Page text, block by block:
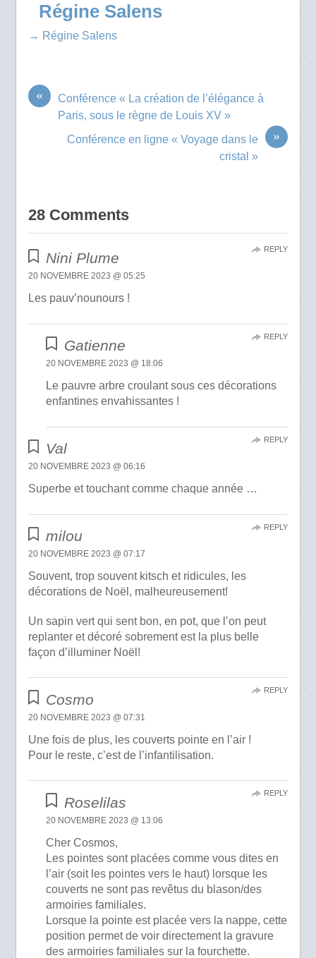
Régine Salens
→ Régine Salens
«
Conférence « La création de l’élégance à
Paris, sous le règne de Louis XV »
»
Conférence en ligne « Voyage dans le
cristal »
28 Comments
Nini Plume
20 NOVEMBRE 2023 @ 05:25
Les pauv’nounours !
REPLY
Gatienne
20 NOVEMBRE 2023 @ 18:06
Le pauvre arbre croulant sous ces décorations
enfantines envahissantes !
REPLY
Val
20 NOVEMBRE 2023 @ 06:16
Superbe et touchant comme chaque année …
REPLY
milou
20 NOVEMBRE 2023 @ 07:17
Souvent, trop souvent kitsch et ridicules, les
décorations de Noël, malheureusement!
Un sapin vert qui sent bon, en pot, que l’on peut
replanter et décoré sobrement est la plus belle
façon d’illuminer Noël!
REPLY
Cosmo
20 NOVEMBRE 2023 @ 07:31
Une fois de plus, les couverts pointe en l’air !
Pour le reste, c’est de l’infantilisation.
REPLY
Roselilas
20 NOVEMBRE 2023 @ 13:06
Cher Cosmos,
Les pointes sont placées comme vous dites en
l’air (soit les pointes vers le haut) lorsque les
couverts ne sont pas revêtus du blason/des
armoiries familiales.
Lorsque la pointe est placée vers la nappe, cette
position permet de voir directement la gravure
des armoiries familiales sur la fourchette.
REPLY